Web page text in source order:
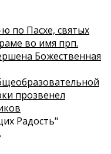
по Пасхе, святых
во имя прп.
Божественная
прозвенел
Радость"